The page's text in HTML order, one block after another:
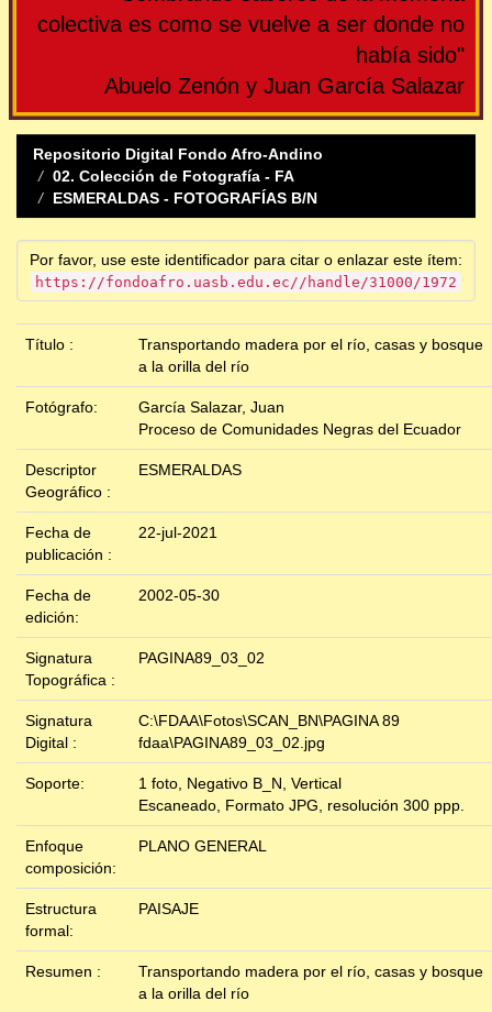
colectiva es como se vuelve a ser donde no
había sido"
Abuelo Zenón y Juan García Salazar
Repositorio Digital Fondo Afro-Andino
02. Colección de Fotografía - FA
ESMERALDAS - FOTOGRAFÍAS B/N
Por favor, use este identificador para citar o enlazar este ítem:
https://fondoafro.uasb.edu.ec//handle/31000/1972
Título :
Transportando madera por el río, casas y bosque
a la orilla del río
Fotógrafo:
García Salazar, Juan
Proceso de Comunidades Negras del Ecuador
Descriptor
Geográfico :
ESMERALDAS
Fecha de
publicación :
22-jul-2021
Fecha de
edición:
2002-05-30
Signatura
Topográfica :
PAGINA89_03_02
Signatura
Digital :
C:\FDAA\Fotos\SCAN_BN\PAGINA 89
fdaa\PAGINA89_03_02.jpg
Soporte:
1 foto, Negativo B_N, Vertical
Escaneado, Formato JPG, resolución 300 ppp.
Enfoque
composición:
PLANO GENERAL
Estructura
formal:
PAISAJE
Resumen :
Transportando madera por el río, casas y bosque
a la orilla del río